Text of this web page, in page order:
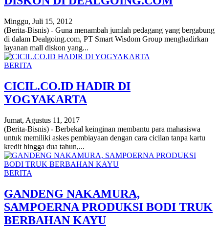
Minggu, Juli 15, 2012
(Berita-Bisnis) - Guna menambah jumlah pedagang yang bergabung
di dalam Dealgoing.com, PT Smart Wisdom Group menghadirkan
layanan mall diskon yang...
BERITA
CICIL.CO.ID HADIR DI
YOGYAKARTA
Jumat, Agustus 11, 2017
(Berita-Bisnis) - Berbekal keinginan membantu para mahasiswa
untuk memiliki askes pembiayaan dengan cara cicilan tanpa kartu
kredit hingga dua tahun,...
BERITA
GANDENG NAKAMURA,
SAMPOERNA PRODUKSI BODI TRUK
BERBAHAN KAYU